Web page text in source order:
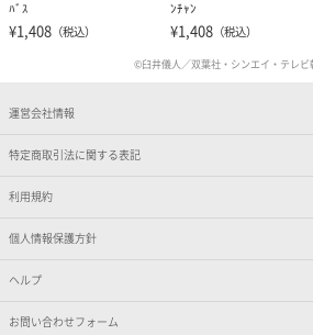
ﾊﾞｽ
¥1,408 （税込）
ﾝﾁｬﾝ
¥1,408（税込）
©臼井儀人／双葉社・シンエイ・テレビ
運営会社情報
特定商取引法に関する表記
利用規約
個人情報保護方針
ヘルプ
お問い合わせフォーム